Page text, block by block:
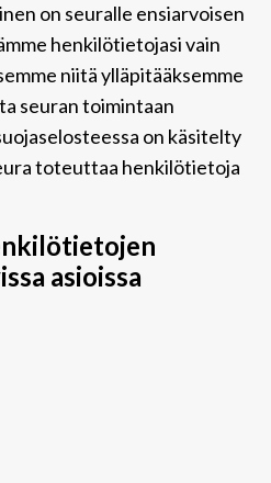
on seuralle ensiarvoisen
henkilötietojasi vain
niitä ylläpitääksemme
seuran toimintaan
on käsitelty
toteuttaa henkilötietoja
asioissa